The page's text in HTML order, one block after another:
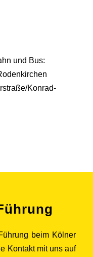
und Bus:
Konrad-
beim Kölner
Kontakt mit uns auf